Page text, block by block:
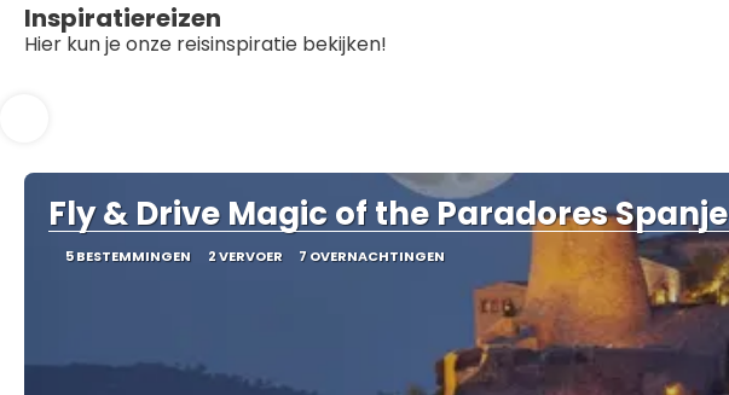
Inspiratiereizen
Hier kun je onze reisinspiratie bekijken!
Fly & Drive Magic of the Paradores Spanje
5 BESTEMMINGEN 2 VERVOER 7 OVERNACHTINGEN